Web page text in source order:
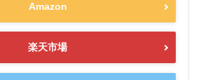
Amazon
楽天市場